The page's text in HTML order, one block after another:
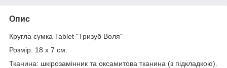
Опис
Кругла сумка Tablet "Тризуб Воля"
Розмір: 18 х 7 см.
Тканина: шкірозамінник та оксамитова тканина (з підкладкою).